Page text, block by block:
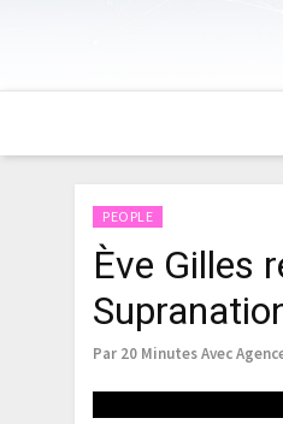
PEOPLE
Ève Gilles
Par 20 Minutes Avec